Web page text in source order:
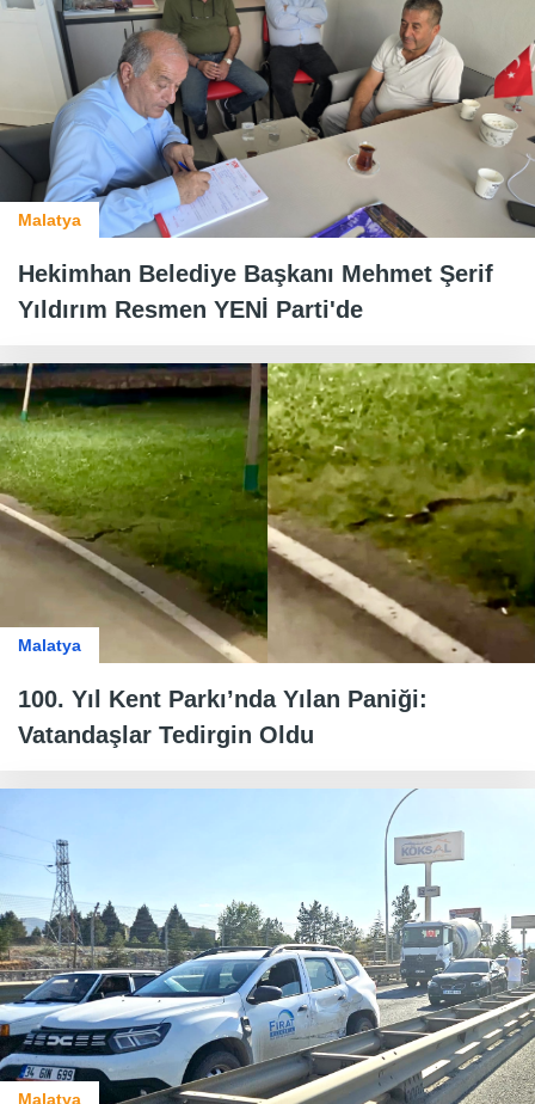
Malatya
Hekimhan Belediye Başkanı Mehmet Şerif
Yıldırım Resmen YENİ Parti'de
Malatya
100. Yıl Kent Parkı’nda Yılan Paniği:
Vatandaşlar Tedirgin Oldu
Malatya